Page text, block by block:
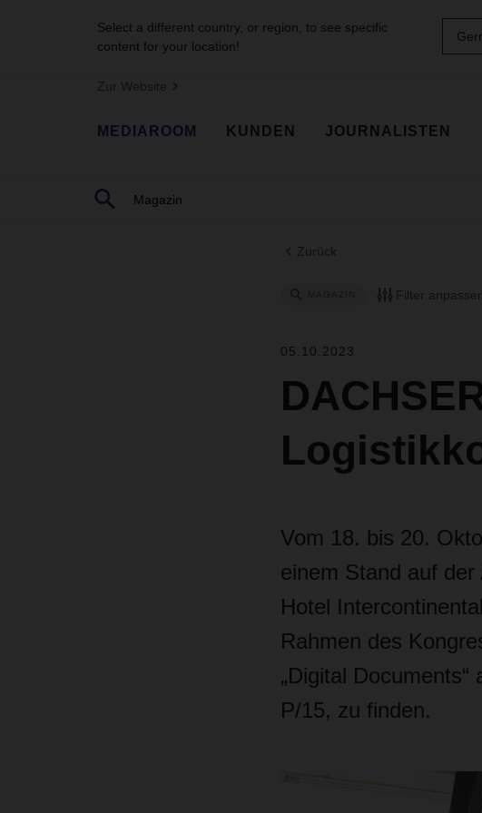
Select a different country, or region, to see specific
content for your location!
Zur Website
MEDIAROOM KUNDEN JOURNALISTEN
Zurück
Filter anpassen
05.10.2023
Vom 18. bis 20.
einem Stand auf
Hotel
Rahmen des
„Digital
P/15, zu finden.